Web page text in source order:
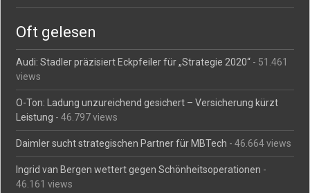
Oft gelesen
Audi: Stadler präzisiert Eckpfeiler für „Strategie 2020“ - 51.461
views
O-Ton: Ladung unzureichend gesichert – Versicherung kürzt
Leistung - 46.797 views
Daimler sucht strategischen Partner für MBTech - 46.664 views
Ingrid van Bergen wettert gegen Schönheitsoperationen -
46.161 views